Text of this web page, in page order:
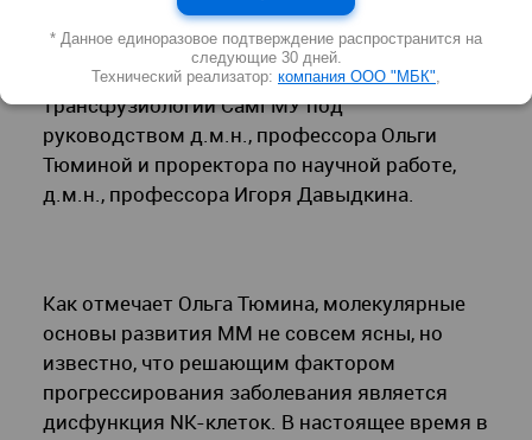
множественной миеломы (ММ) ведется на
кафедре госпитальной терапии с курсами
поликлинической терапии и
трансфузиологии СамГМУ под
руководством д.м.н., профессора Ольги
Тюминой и проректора по научной работе,
д.м.н., профессора Игоря Давыдкина.
Как отмечает Ольга Тюмина, молекулярные
основы развития ММ не совсем ясны, но
известно, что решающим фактором
прогрессирования заболевания является
дисфункция NK-клеток. В настоящее время в
* Данное единоразовое подтверждение распространится на
следующие 30 дней.
Технический реализатор: компания ООО "МБК",